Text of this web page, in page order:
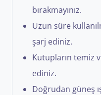
bırakmayınız.
Uzun süre
şarj ediniz.
Kutupların temiz
ediniz.
Doğrudan güneş